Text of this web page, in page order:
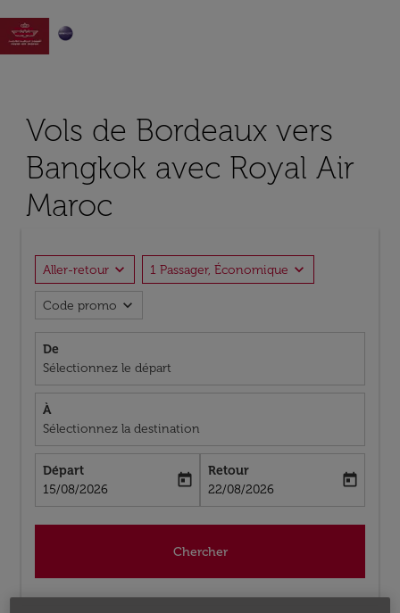

Vols de Bordeaux vers
Bangkok avec Royal Air
Maroc
Aller-retour expand_more 1 Passager, Économique expand_more
Code promo expand_more
De
Sélectionnez le départ
À
Sélectionnez la destination
Départ
fc-booking-departure-date-aria-label
15/08/2026
today
Retour
fc-booking-return-date-aria-label
22/08/2026
today
Chercher